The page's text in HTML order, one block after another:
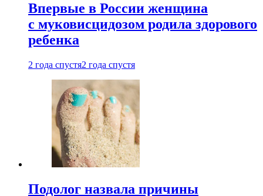
Впервые в России женщина
с муковисцидозом родила здорового
ребенка
2 года спустя2 года спустя
Подолог назвала причины